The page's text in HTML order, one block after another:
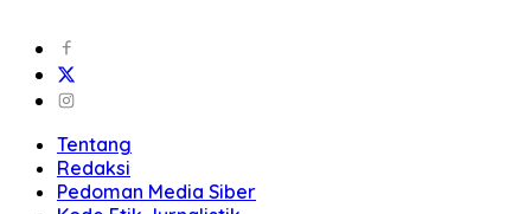
Tentang
Redaksi
Pedoman Media Siber